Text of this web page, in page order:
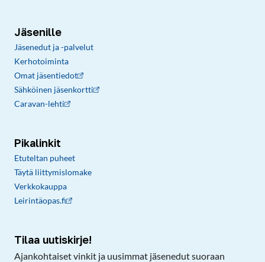
Jäsenille
Jäsenedut ja -palvelut
Kerhotoiminta
Omat jäsentiedot
Sähköinen jäsenkortti
Caravan-lehti
Pikalinkit
Etuteltan puheet
Täytä liittymislomake
Verkkokauppa
Leirintäopas.fi
Tilaa uutiskirje!
Ajankohtaiset vinkit ja uusimmat jäsenedut suoraan